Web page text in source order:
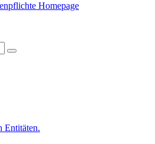
Homepage
Entitäten.